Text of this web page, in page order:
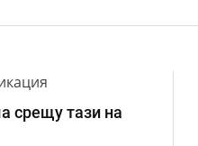
срещу тази на